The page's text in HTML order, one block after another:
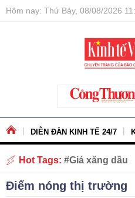
Hôm nay: Thứ Bảy, 08/08/2026
DIỄN ĐÀN KINH TẾ 24/7
Hot Tags: Giá xăng dầu
Điểm nóng thị trường